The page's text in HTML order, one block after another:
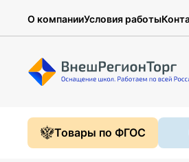
О компанииУсловия работы
Товары по ФГОС